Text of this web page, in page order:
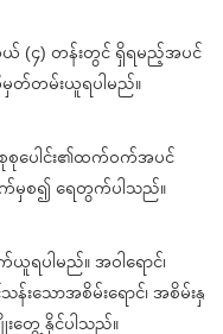
(၄) တန်းတွင် ရှိရမည့်အပင်
တ်တမ်းယူရပါမည်။
စုစုပေါင်း၏ထက်ဝက်အပင်
က်မှစ၍ ရေတွက်ပါသည်။
ရပါမည်။ အဝါရောင်၊
န်းသောအစိမ်းရောင်၊ အစိမ်းနှ
းတွေ့ နိုင်ပါသည်။